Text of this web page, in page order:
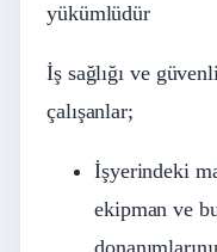
yükümlüdür
İş sağlığı ve
çalışanlar;
İşyerindeki
ekipman ve